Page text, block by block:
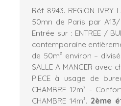
Réf 8943. REGION IVRY
50mn de Paris par A13/
Entrée sur : ENTREE /
contemporaine
de 50m² environ –
SALLE A MANGER avec
PIECE à usage de
CHAMBRE 12m² -
CHAMBRE 14m². 2ème